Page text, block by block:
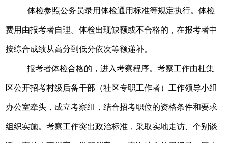
体检参照公务员录用体检通用标准等规定执行。体检
费用由报考者自理。体检出现缺额或不合格的，在报考者中
按综合成绩从高分到低分依次等额递补。
报考者体检合格的，进入考察程序。考察工作由杜集
区公开招考村级后备干部（社区专职工作者）工作领导小组
办公室牵头，成立考察组，结合招考职位的资格条件和要求
组织实施。考察工作突出政治标准，采取实地走访、个别谈